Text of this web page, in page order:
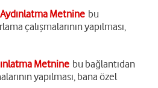
Aydınlatma Metninebu
çalışmalarının yapılması,
Metninebu bağlantıdan
yapılması, bana özel